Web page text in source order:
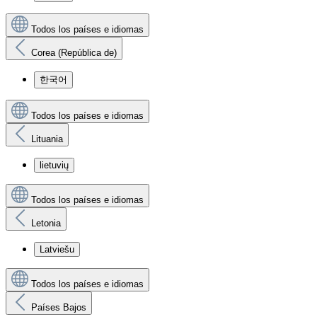
Todos los países e idiomas
Corea (República de)
한국어
Todos los países e idiomas
Lituania
lietuvių
Todos los países e idiomas
Letonia
Latviešu
Todos los países e idiomas
Países Bajos